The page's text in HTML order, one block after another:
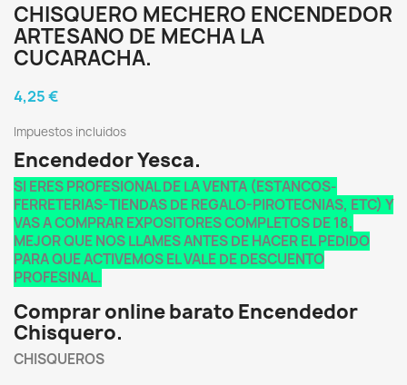
CHISQUERO MECHERO ENCENDEDOR
ARTESANO DE MECHA LA
CUCARACHA.
4,25 €
Impuestos incluidos
Encendedor Yesca.
SI ERES PROFESIONAL DE LA VENTA (ESTANCOS-
FERRETERIAS-TIENDAS DE REGALO-PIROTECNIAS, ETC) Y
VAS A COMPRAR EXPOSITORES COMPLETOS DE 18,
MEJOR QUE NOS LLAMES ANTES DE HACER EL PEDIDO
PARA QUE ACTIVEMOS EL VALE DE DESCUENTO
PROFESINAL.
Comprar online barato Encendedor
Chisquero.
CHISQUEROS